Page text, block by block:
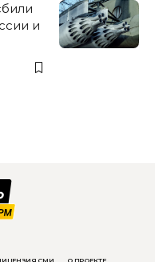
и
СМИ О ПРОЕКТЕ